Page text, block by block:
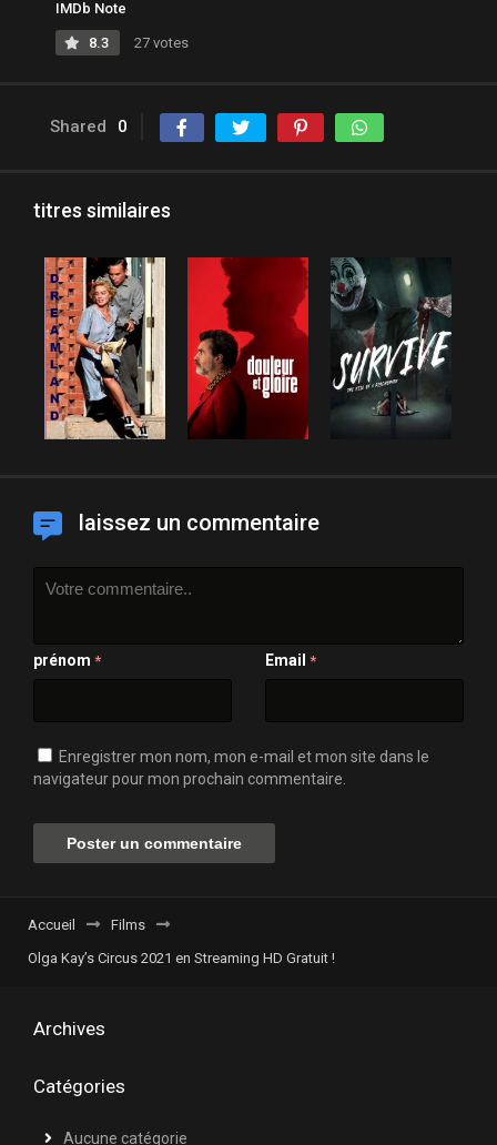
IMDb Note
8.3 27 votes
Shared 0
titres similaires
laissez un commentaire
prénom * Email *
Enregistrer mon nom, mon e-mail et mon site dans le
navigateur pour mon prochain commentaire.
Accueil
Films
Olga Kay’s Circus 2021 en Streaming HD Gratuit !
Archives
Catégories
Aucune catégorie